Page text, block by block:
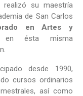
realizó su maestría
de San Carlos
en Artes y
ésta misma
desde 1990,
cursos ordinarios
así como